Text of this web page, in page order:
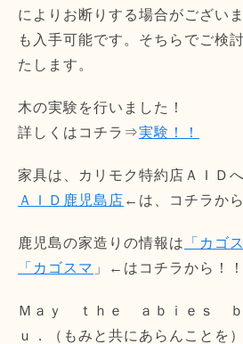
によりお断りする場合がござい
も入手可能です。そちらでご検
たします。
木の実験を行いました！
詳しくはコチラ⇒実験！！
家具は、カリモク特約店ＡＩＤへ
ＡＩＤ鹿児島店 ←は、コチラから
鹿児島の家造りの情報は 「カゴ
「カゴスマ 」←はコチラから！！
Ｍａｙ ｔｈｅ ａｂｉｅｓ
ｕ．（もみと共にあらんことを）